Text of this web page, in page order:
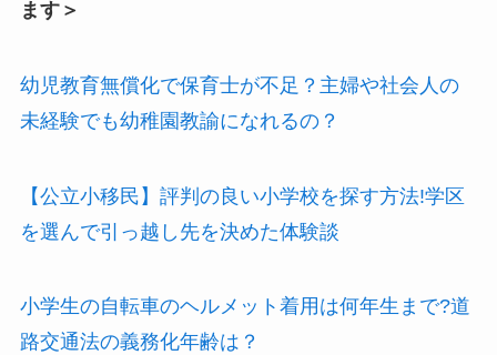
ます＞
幼児教育無償化で保育士が不足？主婦や社会人の
未経験でも幼稚園教諭になれるの？
【公立小移民】評判の良い小学校を探す方法!学区
を選んで引っ越し先を決めた体験談
小学生の自転車のヘルメット着用は何年生まで?道
路交通法の義務化年齢は？